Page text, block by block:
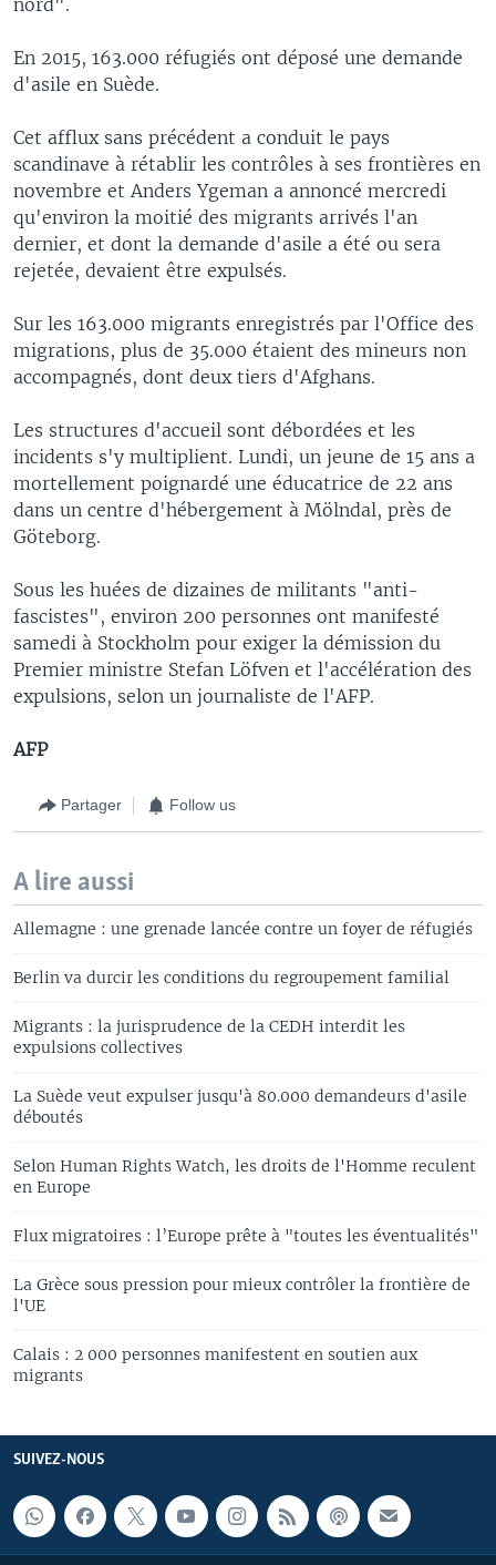
En 2015, 163.000 réfugiés ont déposé une demande
d'asile en Suède.
Cet afflux sans précédent a conduit le pays
scandinave à rétablir les contrôles à ses frontières en
novembre et Anders Ygeman a annoncé mercredi
qu'environ la moitié des migrants arrivés l'an
dernier, et dont la demande d'asile a été ou sera
rejetée, devaient être expulsés.
Sur les 163.000 migrants enregistrés par l'Office des
migrations, plus de 35.000 étaient des mineurs non
accompagnés, dont deux tiers d'Afghans.
Les structures d'accueil sont débordées et les
incidents s'y multiplient. Lundi, un jeune de 15 ans a
mortellement poignardé une éducatrice de 22 ans
dans un centre d'hébergement à Mölndal, près de
Göteborg.
Sous les huées de dizaines de militants "anti-
fascistes", environ 200 personnes ont manifesté
samedi à Stockholm pour exiger la démission du
Premier ministre Stefan Löfven et l'accélération des
expulsions, selon un journaliste de l'AFP.
AFP
Partager Follow us
A lire aussi
Allemagne : une grenade lancée contre un foyer de réfugiés
Berlin va durcir les conditions du regroupement familial
Migrants : la jurisprudence de la CEDH interdit les
expulsions collectives
La Suède veut expulser jusqu'à 80.000 demandeurs d'asile
déboutés
Selon Human Rights Watch, les droits de l'Homme reculent
en Europe
Flux migratoires : l’Europe prête à "toutes les éventualités"
La Grèce sous pression pour mieux contrôler la frontière de
l'UE
Calais : 2 000 personnes manifestent en soutien aux
migrants
SUIVEZ-NOUS